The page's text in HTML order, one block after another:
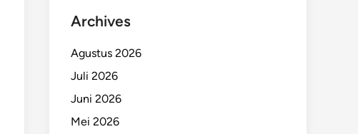
Archives
Agustus 2026
Juli 2026
Juni 2026
Mei 2026